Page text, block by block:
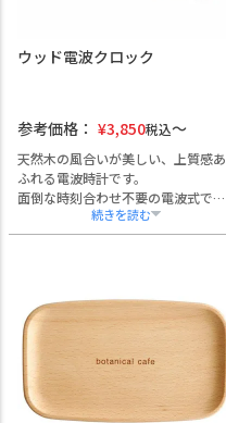
ウッド電波クロック
参考価格： ¥3,850税込
天然木の風合いが美しい、上質感あ
ふれる電波時計です。
面倒な時刻合わせ不要の電波式で、
日付・曜日・アラーム・スヌーズ機
能も搭載。
オフィスや受付、会議室にもぴった
りの一台です。